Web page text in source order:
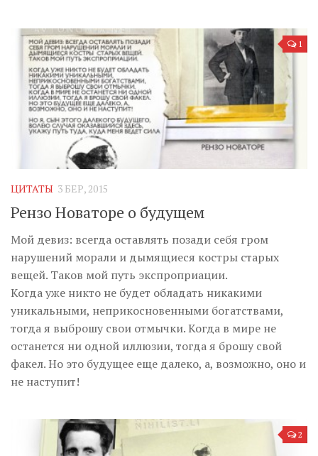
1
ЦИТАТЫ 3 БЕР, 2015
Рензо Новаторе о будущем
Мой девиз: всегда оставлять позади себя гром
нарушений морали и дымящиеся костры старых
вещей. Таков мой путь экспроприации.
Когда уже никто не будет обладать никакими
уникальными, неприкосновенными богатствами,
тогда я выброшу свои отмычки. Когда в мире не
останется ни одной иллюзии, тогда я брошу свой
факел. Но это будущее еще далеко, а, возможно, оно и
не наступит!
2